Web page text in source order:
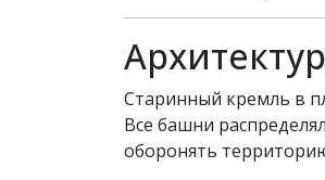
Старинный кремль в
Все башни
оборонять